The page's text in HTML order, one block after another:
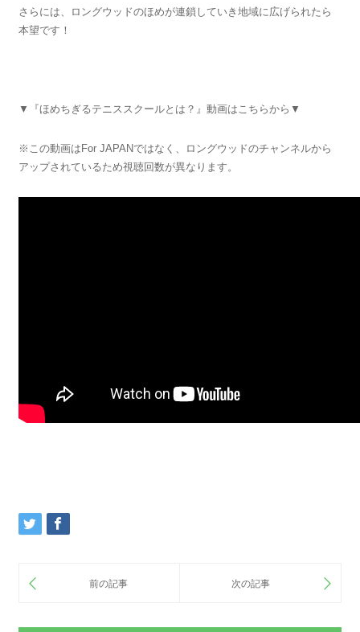
さらには、ロングウッドのほめが連鎖していき地域に広げられたら
本望です！
▼『ほめちぎるテニススクールとは？』動画はこちらから▼
※この動画はFor JAPANではなく、ロングウッドのチャンネルから
アップされているため視聴回数が異なります。